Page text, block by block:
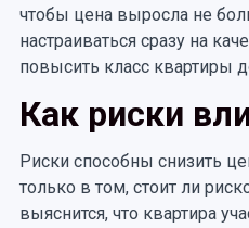
чтобы цена выросла не
настраиваться сразу на
повысить класс квартиры
Как риски
Риски способны снизить
только в том, стоит ли
выяснится, что квартира